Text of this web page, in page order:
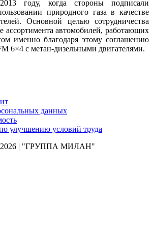
году, когда стороны подписали
природного газа в качестве
Основной целью сотрудничества
ассортимента автомобилей, работающих
именно благодаря этому соглашению
6×4 с метан-дизельными двигателями.
данных
улучшению условий труда
2026 | "ГРУППА МИЛАН"